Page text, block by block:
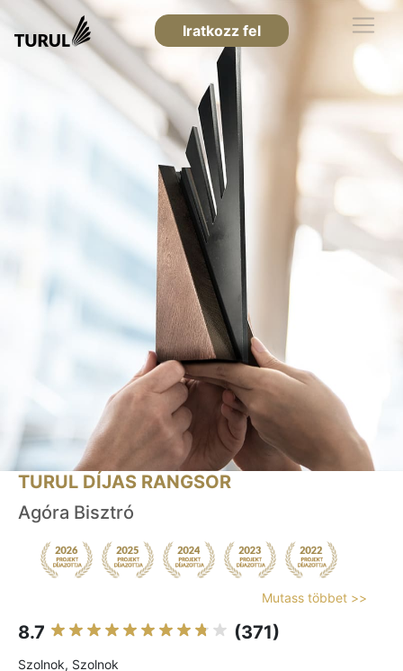
Iratkozz fel
TURUL DÍJAS RANGSOR
Agóra Bisztró
Mutass többet >>
8.7 (371)
Szolnok, Szolnok